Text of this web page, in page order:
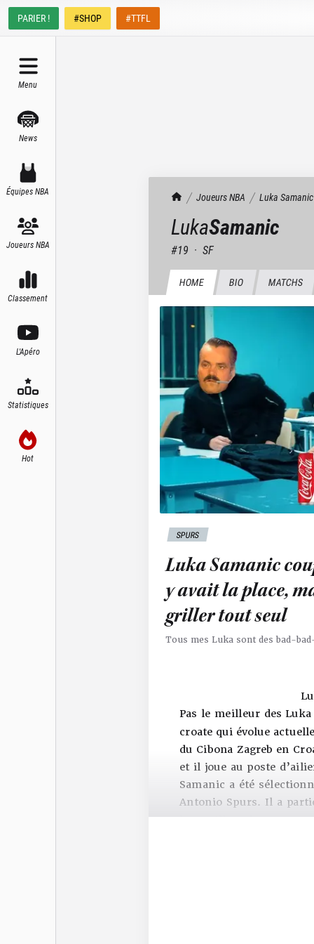
PARIER ! #SHOP #TTFL
Menu
News
Équipes NBA
Joueurs NBA
Classement
L'Apéro
Statistiques
Hot
TrashTalk Actu NBA
Joueurs NBA Luka Samanic
LukaSamanic
#19 · SF
HOME BIO MATCHS
SPURS
Luka Samanic
y avait la place,
griller tout seul
Tous mes Luka sont des bad-
Pas le meilleur des
croate qui évolue
du Cibona Zagreb en
et il joue au poste
Samanic a été
Antonio Spurs. Il a
les maillots des San